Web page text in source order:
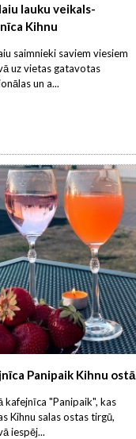
lauku veikals-
Kihnu
saimnieki saviem viesiem
uz vietas gatavotas
un a...
Panipaik Kihnu ostā
kafejnīca "Panipaik", kas
Kihnu salas ostas tirgū,
iespēj...